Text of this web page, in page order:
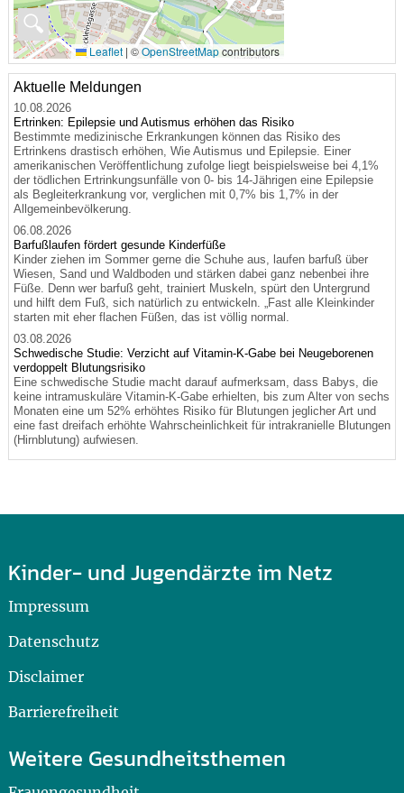
🔍
Leaflet | ©OpenStreetMapcontributors
Aktuelle Meldungen
10.08.2026
Ertrinken: Epilepsie und Autismus erhöhen das Risiko
Bestimmte medizinische Erkrankungen können das Risiko des
Ertrinkens drastisch erhöhen, Wie Autismus und Epilepsie. Einer
amerikanischen Veröffentlichung zufolge liegt beispielsweise bei 4,1%
der tödlichen Ertrinkungsunfälle von 0- bis 14-Jährigen eine Epilepsie
als Begleiterkrankung vor, verglichen mit 0,7% bis 1,7% in der
Allgemeinbevölkerung.
06.08.2026
Barfußlaufen fördert gesunde Kinderfüße
Kinder ziehen im Sommer gerne die Schuhe aus, laufen barfuß über
Wiesen, Sand und Waldboden und stärken dabei ganz nebenbei ihre
Füße. Denn wer barfuß geht, trainiert Muskeln, spürt den Untergrund
und hilft dem Fuß, sich natürlich zu entwickeln. „Fast alle Kleinkinder
starten mit eher flachen Füßen, das ist völlig normal.
03.08.2026
Schwedische Studie: Verzicht auf Vitamin-K-Gabe bei Neugeborenen
verdoppelt Blutungsrisiko
Eine schwedische Studie macht darauf aufmerksam, dass Babys, die
keine intramuskuläre Vitamin-K-Gabe erhielten, bis zum Alter von sechs
Monaten eine um 52% erhöhtes Risiko für Blutungen jeglicher Art und
eine fast dreifach erhöhte Wahrscheinlichkeit für intrakranielle Blutungen
(Hirnblutung) aufwiesen.
Kinder- und Jugendärzte im Netz
Impressum
Datenschutz
Disclaimer
Barrierefreiheit
Weitere Gesundheitsthemen